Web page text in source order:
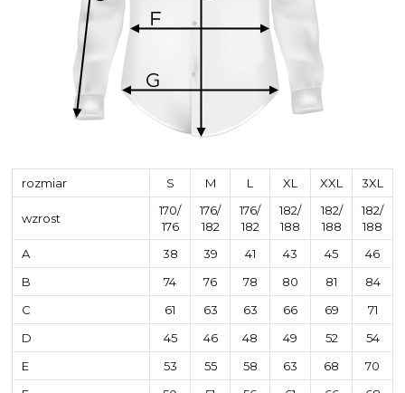
rozmiar S M L XL XXL 3XL
wzrost
170/
176
176/
182
176/
182
182/
188
182/
188
182/
188
A
38 39 41 43 45
46
B
74 76 78 80 81
84
C
61 63 63 66 69
71
D
45 46 48 49 52
54
E
53 55 58 63 68
70